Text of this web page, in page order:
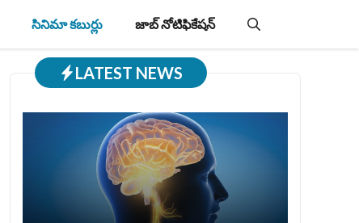
సినిమా కబుర్లు జాబ్‌ నోటిఫికేషన్‌
LATEST NEWS